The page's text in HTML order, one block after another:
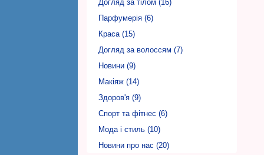
Фаберлік Одеса (Faberlic)
Фаберлік Полтава (Faberlic)
Фаберлік Рівне (Faberlic)
Фаберлік Суми (Faberlic)
Фаберлік Тернопіль (Faberlic)
Фаберлік Ужгород (Faberlic)
Фаберлік Харків (Faberlic)
Фаберлік Херсон (Faberlic)
Фаберлік Хмельницький (Faberlic)
Фаберлік Черкаси (Faberlic)
Догляд за тілом (16)
Парфумерія (6)
Краса (15)
Догляд за волоссям (7)
Новини (9)
Макіяж (14)
Здоров'я (9)
Спорт та фітнес (6)
Мода і стиль (10)
Новини про нас (20)